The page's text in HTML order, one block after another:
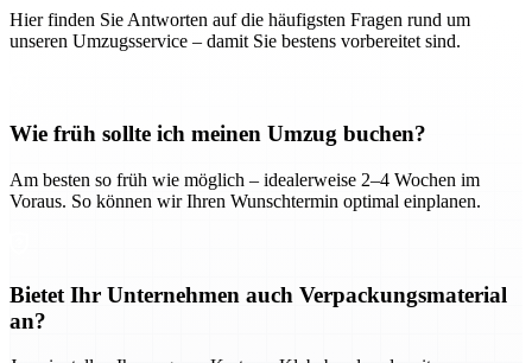
Hier finden Sie Antworten auf die häufigsten Fragen rund um
unseren Umzugsservice – damit Sie bestens vorbereitet sind.
Wie früh sollte ich meinen Umzug buchen?
Am besten so früh wie möglich – idealerweise 2–4 Wochen im
Voraus. So können wir Ihren Wunschtermin optimal einplanen.
Bietet Ihr Unternehmen auch Verpackungsmaterial
an?